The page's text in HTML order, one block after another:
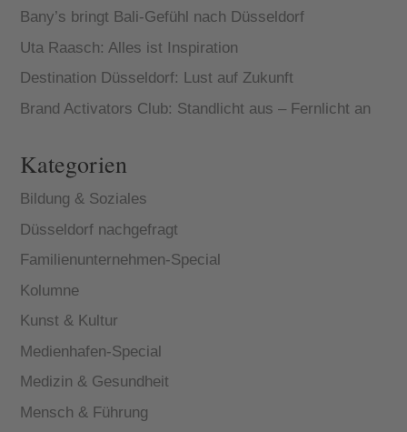
Bany’s bringt Bali-Gefühl nach Düsseldorf
Uta Raasch: Alles ist Inspiration
Destination Düsseldorf: Lust auf Zukunft
Brand Activators Club: Standlicht aus – Fernlicht an
Kategorien
Bildung & Soziales
Düsseldorf nachgefragt
Familienunternehmen-Special
Kolumne
Kunst & Kultur
Medienhafen-Special
Medizin & Gesundheit
Mensch & Führung